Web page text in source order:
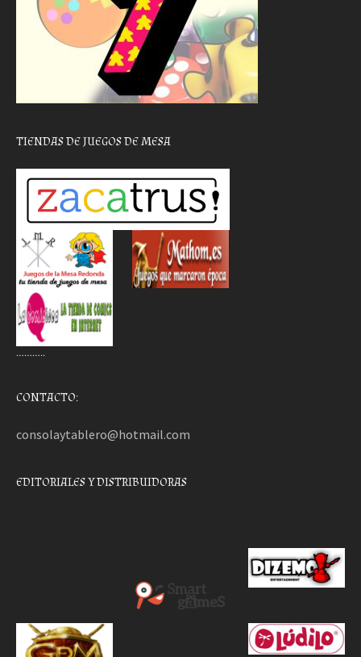
TIENDAS DE JUEGOS DE MESA
………..
CONTACTO:
consolaytablero@hotmail.com
EDITORIALES Y DISTRIBUIDORAS